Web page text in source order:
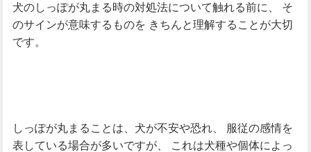
犬のしっぽが丸まる時の対処法について触れる前に、
そ
のサインが意味するものを きちんと理解することが大切
です。
しっぽが丸まることは、犬が不安や恐れ、
服従の感情を
表している場合が多いですが、
これは犬種や個体によっ